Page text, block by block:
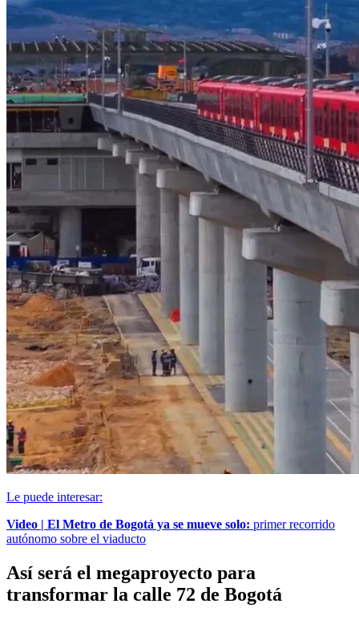
Le puede interesar:
Video | El Metro de Bogotá ya se mueve solo: primer recorrido
autónomo sobre el viaducto
Así será el megaproyecto para
transformar la calle 72 de Bogotá